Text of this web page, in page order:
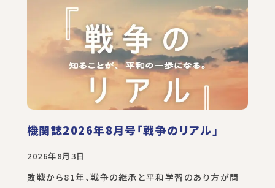
機関誌2026年8月号「戦争のリアル」
2026年8月3日
敗戦から81年、戦争の継承と平和学習のあり方が問